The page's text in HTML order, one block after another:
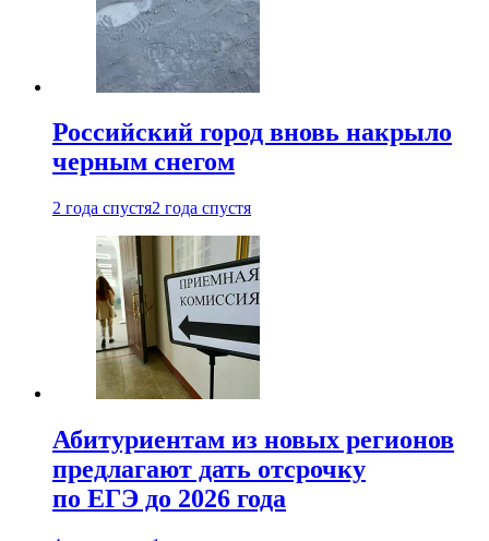
Российский город вновь накрыло
черным снегом
2 года спустя2 года спустя
Абитуриентам из новых регионов
предлагают дать отсрочку
по ЕГЭ до 2026 года